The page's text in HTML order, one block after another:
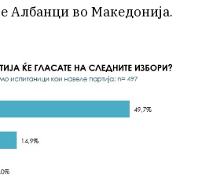
Албанци во Македонија.